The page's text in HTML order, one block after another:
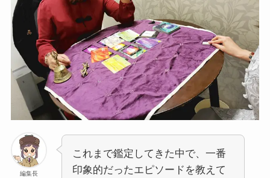
編集長
これまで鑑定してきた中で、一番
印象的だったエピソードを教えて